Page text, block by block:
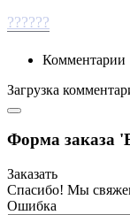
??????
Комментарии
Загрузка
Форма заказа
Заказать
Спасибо! Мы
Ошибка